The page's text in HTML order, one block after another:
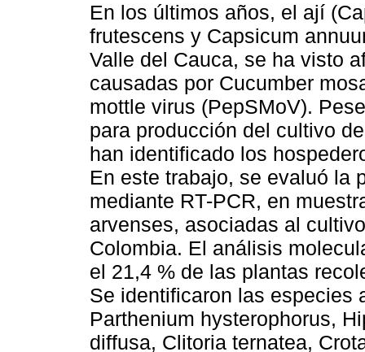
En los últimos años, el ají
frutescens y Capsicum
Valle del Cauca, se ha visto
causadas por Cucumber
mottle virus (PepSMoV).
para producción del cultivo
han identificado los
En este trabajo, se evaluó la
mediante RT-PCR, en
arvenses, asociadas al
Colombia. El análisis
el 21,4 % de las plantas
Se identificaron las especies
Parthenium hysterophorus,
diffusa, Clitoria ternatea,